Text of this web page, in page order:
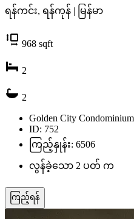
ရန်ကင်း, ရန်ကုန် | မြန်မာ
968 sqft
2
2
Golden City Condominium
ID: 752
ကြည့်နှုန်း: 6506
လွန်ခဲ့သော 2 ပတ် က
ကြည့်ရန်